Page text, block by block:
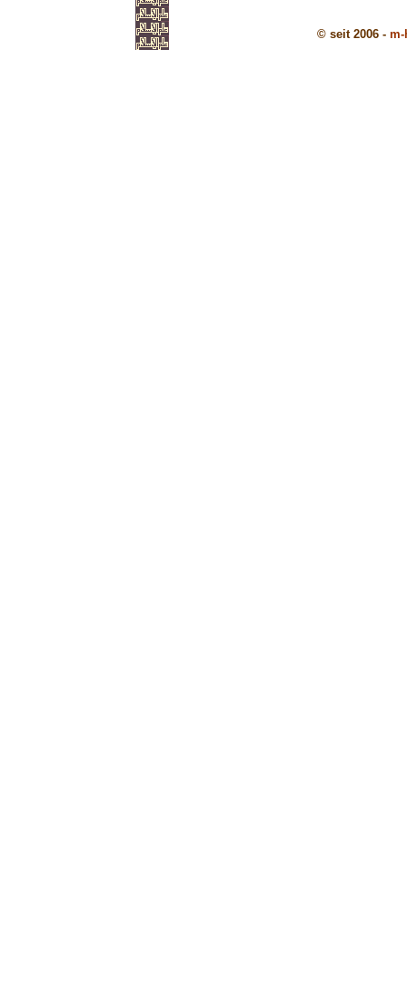
© seit 2006 - m-